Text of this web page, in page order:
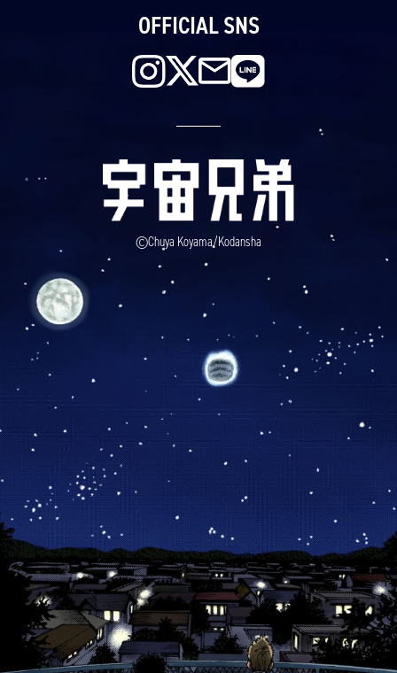
OFFICIAL SNS
©Chuya Koyama/Kodansha